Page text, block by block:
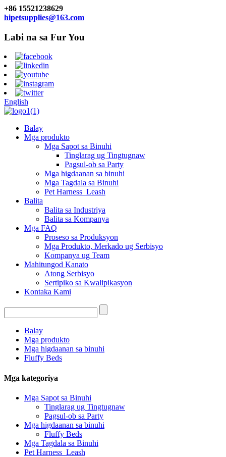
+86 15521238629
hipetsupplies@163.com
Labi na sa Fur You
English
Balay
Mga produkto
Mga Sapot sa Binuhi
Tinglarag ug Tingtugnaw
Pagsul-ob sa Party
Mga higdaanan sa binuhi
Mga Tagdala sa Binuhi
Pet Harness_Leash
Balita
Balita sa Industriya
Balita sa Kompanya
Mga FAQ
Proseso sa Produksyon
Mga Produkto, Merkado ug Serbisyo
Kompanya ug Team
Mahitungod Kanato
Atong Serbisyo
Sertipiko sa Kwalipikasyon
Kontaka Kami
Balay
Mga produkto
Mga higdaanan sa binuhi
Fluffy Beds
Mga kategoriya
Mga Sapot sa Binuhi
Tinglarag ug Tingtugnaw
Pagsul-ob sa Party
Mga higdaanan sa binuhi
Fluffy Beds
Mga Tagdala sa Binuhi
Pet Harness_Leash